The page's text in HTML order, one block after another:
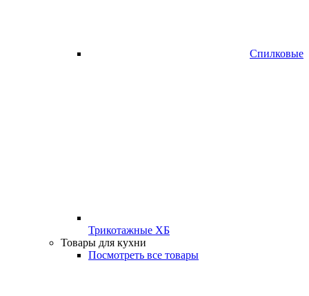
Спилковые
Трикотажные ХБ
Товары для кухни
Посмотреть все товары